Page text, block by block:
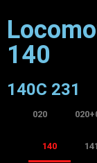
140
140C 231
020
140 141